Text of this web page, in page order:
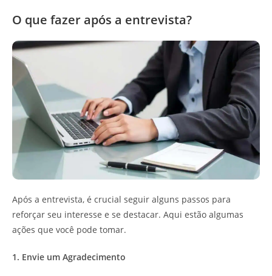
O que fazer após a entrevista?
Após a entrevista, é crucial seguir alguns passos para
reforçar seu interesse e se destacar. Aqui estão algumas
ações que você pode tomar.
1. Envie um Agradecimento